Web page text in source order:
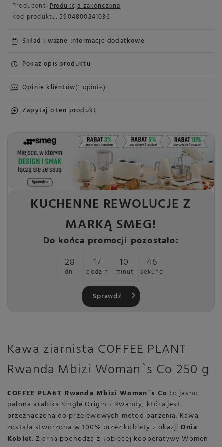
Producent: Produkcja zakończona
Kod produktu: 5904800241036
Skład i ważne informacje dodatkowe
Pokaż opis produktu
Opinie klientów(1 opinie)
Zapytaj o ten produkt
KUCHENNE REWOLUCJE Z
MARKĄ SMEG!
Do końca promocji pozostało:
28
dni
17
godzin
10
minut
46
sekund
Sprawdź
Kawa ziarnista COFFEE PLANT
Rwanda Mbizi Woman`s Co 250 g
COFFEE PLANT Rwanda Mbizi Woman`s Coto jasno
palona arabika Single Origin z Rwandy, która jest
przeznaczona do przelewowych metod parzenia. Kawa
została stworzona w 100% przez kobiety z okazji Dnia
Kobiet. Ziarna pochodzą z kobiecej kooperatywy Women